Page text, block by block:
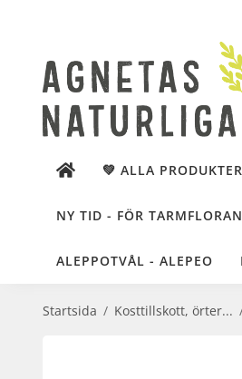
💚 ALLA
NY TID - FÖR TARMFLORAN
ALEPPOTVÅL - ALEPEO
Startsida / Kosttillskott, örter...